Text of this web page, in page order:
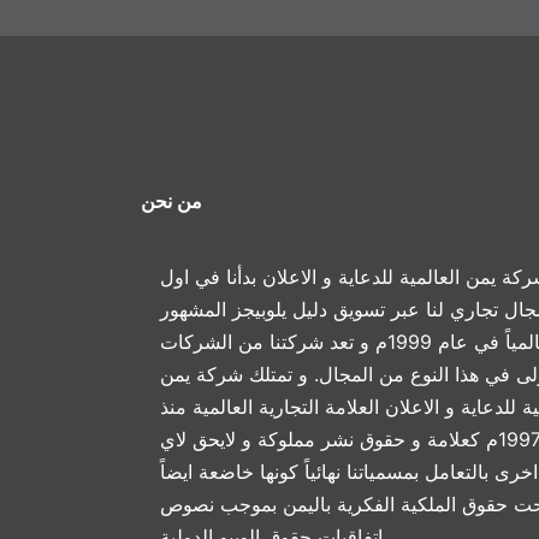
من نحن
يمن العالمية للدعاية و الاعلان بدأنا في اول
تجاري لنا عبر تسويق دليل يلوبيجز المشهور
عالمياً في عام 1999م و تعد شركتنا من الشركات
في هذا النوع من المجال. و تمتلك شركة يمن
للدعاية و الاعلان العلامة التجارية العالمية منذ
عام 1997م كعلامة و حقوق نشر مملوكة و لايحق لاي
بالتعامل بمسمياتنا نهائياً كونها خاضعة ايضاً
حقوق الملكية الفكرية باليمن بموجب نصوص